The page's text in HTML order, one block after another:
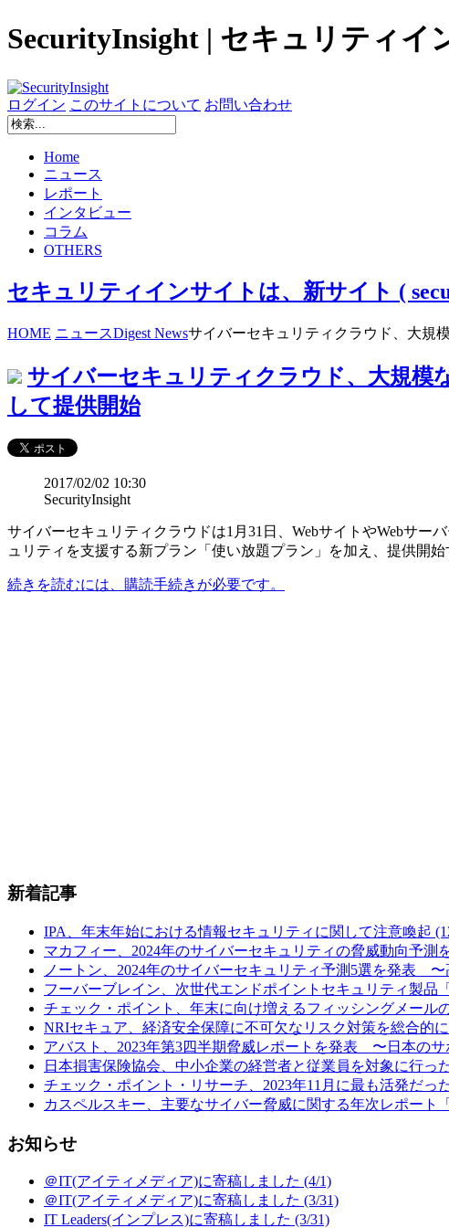
SecurityInsight | セキュリティイ
ログイン このサイトについて お問い合わせ
Home
ニュース
レポート
インタビュー
コラム
OTHERS
セキュリティインサイトは、新サイト (
HOME ニュースDigest Newsサイバーセキュリティクラウド、大規
サイバーセキュリティクラウド、大規模
して提供開始
2017/02/02 10:30
SecurityInsight
サイバーセキュリティクラウドは1月31日、WebサイトやWebサ
ュリティを支援する新プラン「使い放題プラン」を加え、提供開始
続きを読むには、購読手続きが必要です。
新着記事
IPA、年末年始における情報セキュリティに関して注意喚起
マカフィー、2024年のサイバーセキュリティの脅威動向予
ノートン、2024年のサイバーセキュリティ予測5選を発表
フーバーブレイン、次世代エンドポイントセキュリティ製品
チェック・ポイント、年末に向け増えるフィッシングメール
NRIセキュア、経済安全保障に不可欠なリスク対策を総合的
アバスト、2023年第3四半期脅威レポートを発表 〜日本のサ
日本損害保険協会、中小企業の経営者と従業員を対象に行
チェック・ポイント・リサーチ、2023年11月に最も活発だ
カスペルスキー、主要なサイバー脅威に関する年次レポー
お知らせ
＠IT(アイティメディア)に寄稿しました (4/1)
＠IT(アイティメディア)に寄稿しました (3/31)
IT Leaders(インプレス)に寄稿しました (3/31)